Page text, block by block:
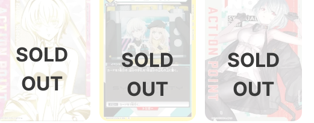
SOLD
OUT
SOLD
OUT
SOLD
OUT